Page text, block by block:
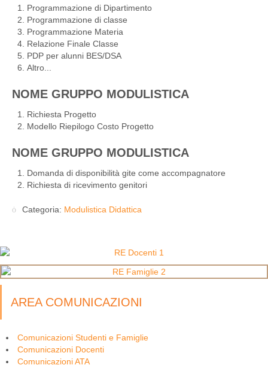
Programmazione di Dipartimento
Programmazione di classe
Programmazione Materia
Relazione Finale Classe
PDP per alunni BES/DSA
Altro...
NOME GRUPPO MODULISTICA
Richiesta Progetto
Modello Riepilogo Costo Progetto
NOME GRUPPO MODULISTICA
Domanda di disponibilità gite come accompagnatore
Richiesta di ricevimento genitori
Categoria: Modulistica Didattica
AREA COMUNICAZIONI
Comunicazioni Studenti e Famiglie
Comunicazioni Docenti
Comunicazioni ATA